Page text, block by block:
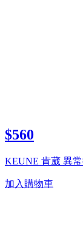
$560
KEUNE 肯葳 異
加入購物車